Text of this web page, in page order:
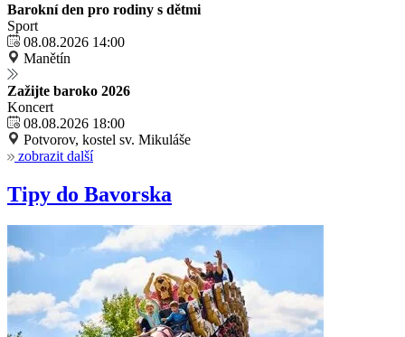
Barokní den pro rodiny s dětmi
Sport
08.08.2026 14:00
Manětín
Zažijte baroko 2026
Koncert
08.08.2026 18:00
Potvorov, kostel sv. Mikuláše
zobrazit další
Tipy do Bavorska